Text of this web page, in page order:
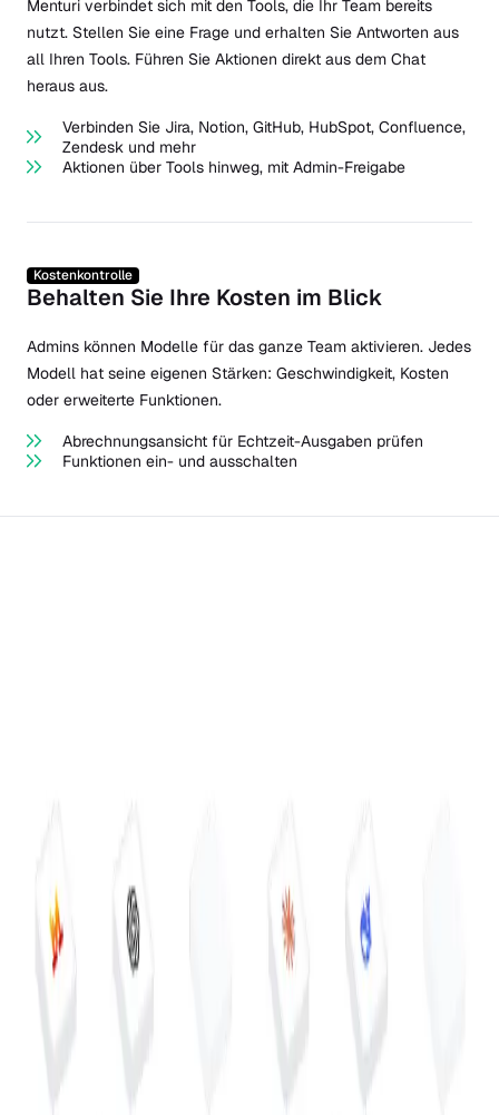
Menturi verbindet sich mit den Tools, die Ihr Team bereits
nutzt. Stellen Sie eine Frage und erhalten Sie Antworten aus
all Ihren Tools. Führen Sie Aktionen direkt aus dem Chat
heraus aus.
Verbinden Sie Jira, Notion, GitHub, HubSpot, Confluence,
Zendesk und mehr
Aktionen über Tools hinweg, mit Admin-Freigabe
Kostenkontrolle
Behalten Sie Ihre Kosten im Blick
Admins können Modelle für das ganze Team aktivieren. Jedes
Modell hat seine eigenen Stärken: Geschwindigkeit, Kosten
oder erweiterte Funktionen.
Abrechnungsansicht für Echtzeit-Ausgaben prüfen
Funktionen ein- und ausschalten